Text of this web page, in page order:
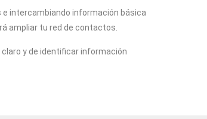
e intercambiando información básica
ampliar tu red de contactos.
y de identificar información